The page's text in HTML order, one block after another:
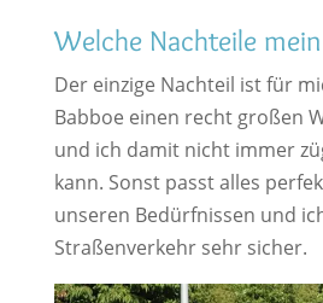
Welche Nachteile
Der einzige Nachteil ist für
Babboe einen recht großen
und ich damit nicht immer
kann. Sonst passt alles
unseren Bedürfnissen und
Straßenverkehr sehr sicher.